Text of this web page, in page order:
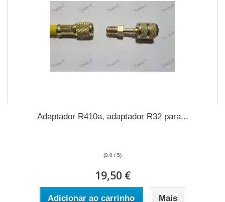
Adaptador R410a, adaptador R32 para...
(0.0 / 5)
19,50 €
Adicionar ao carrinho Mais